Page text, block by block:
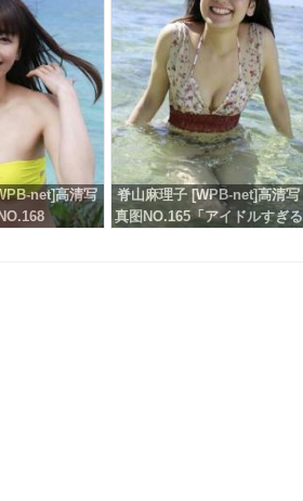
net]高清写
脊山麻理子 [WPB-net]高清写
真图NO.165「アイドルすぎる